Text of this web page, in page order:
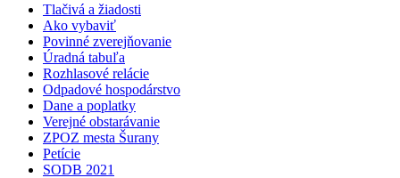
Tlačivá a žiadosti
Ako vybaviť
Povinné zverejňovanie
Úradná tabuľa
Rozhlasové relácie
Odpadové hospodárstvo
Dane a poplatky
Verejné obstarávanie
ZPOZ mesta Šurany
Petície
SODB 2021